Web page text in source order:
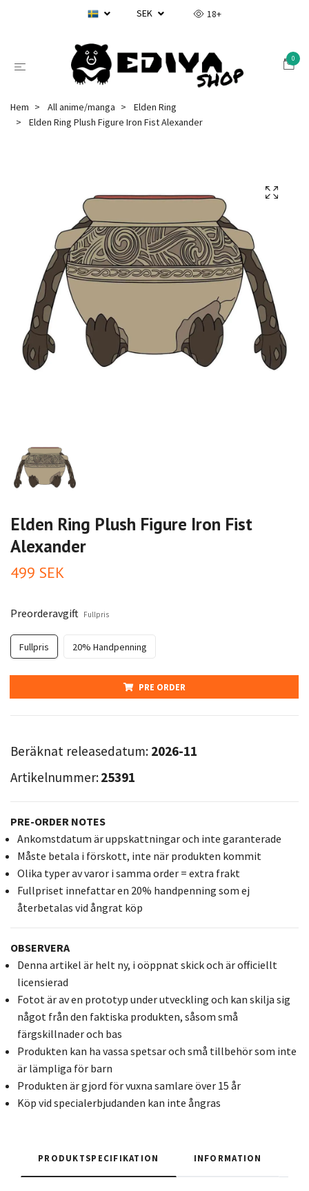
SEK 18+
0
Hem All anime/manga
Elden Ring
Elden Ring Plush Figure Iron Fist Alexander
Elden Ring Plush Figure Iron Fist
Alexander
499 SEK
Preorderavgift Fullpris
Fullpris 20% Handpenning
PRE ORDER
Beräknat releasedatum: 2026-11
Artikelnummer:25391
PRE-ORDER NOTES
Ankomstdatum är uppskattningar och inte garanterade
Måste betala i förskott, inte när produkten kommit
Olika typer av varor i samma order = extra frakt
Fullpriset innefattar en 20% handpenning som ej
återbetalas vid ångrat köp
OBSERVERA
Denna artikel är helt ny, i oöppnat skick och är officiellt
licensierad
Fotot är av en prototyp under utveckling och kan skilja sig
något från den faktiska produkten, såsom små
färgskillnader och bas
Produkten kan ha vassa spetsar och små tillbehör som inte
är lämpliga för barn
Produkten är gjord för vuxna samlare över 15 år
Köp vid specialerbjudanden kan inte ångras
PRODUKTSPECIFIKATION INFORMATION